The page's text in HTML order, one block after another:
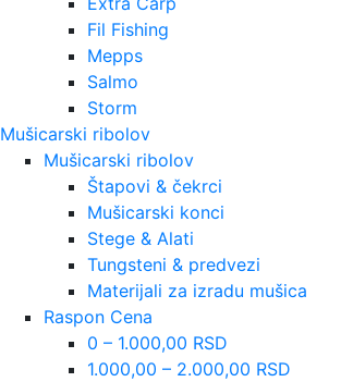
Fil Fishing
Mepps
Salmo
Storm
Mušicarski ribolov
Mušicarski ribolov
Štapovi & čekrci
Mušicarski konci
Stege & Alati
Tungsteni & predvezi
Materijali za izradu mušica
Raspon Cena
0 – 1.000,00 RSD
1.000,00 – 2.000,00 RSD